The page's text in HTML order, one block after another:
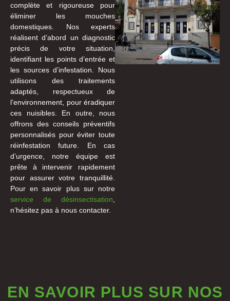
complète et rigoureuse pour
éliminer les mouches
domestiques. Nos experts
réalisent d’abord un diagnostic
précis de votre situation,
identifiant les points d’entrée et
les sources d’infestation. Nous
utilisons des traitements
adaptés, respectueux de
l’environnement, pour éradiquer
ces nuisibles. En outre, nous
offrons des conseils préventifs
personnalisés pour éviter toute
réinfestation future. En cas
d’urgence, notre équipe est
prête à intervenir rapidement
pour assurer votre tranquillité.
Pour en savoir plus sur notre
service de désinsectisation
n’hésitez pas à nous contacter.
EN SAVOIR PLUS SUR NOS